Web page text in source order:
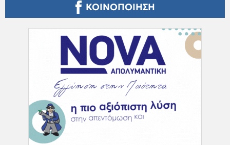
ΚΟΙΝΟΠΟΙΗΣΗ